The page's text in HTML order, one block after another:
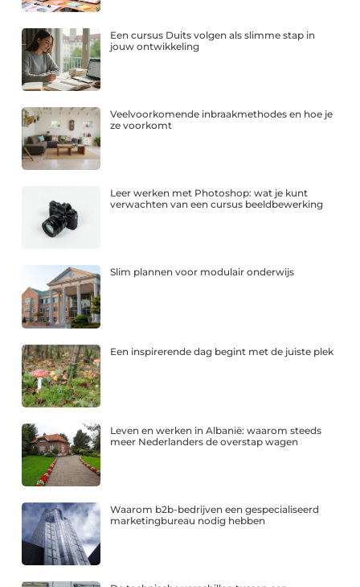
Een cursus Duits volgen als slimme stap in
jouw ontwikkeling
Veelvoorkomende inbraakmethodes en hoe je
ze voorkomt
Leer werken met Photoshop: wat je kunt
verwachten van een cursus beeldbewerking
Slim plannen voor modulair onderwijs
Een inspirerende dag begint met de juiste plek
Leven en werken in Albanië: waarom steeds
meer Nederlanders de overstap wagen
Waarom b2b-bedrijven een gespecialiseerd
marketingbureau nodig hebben